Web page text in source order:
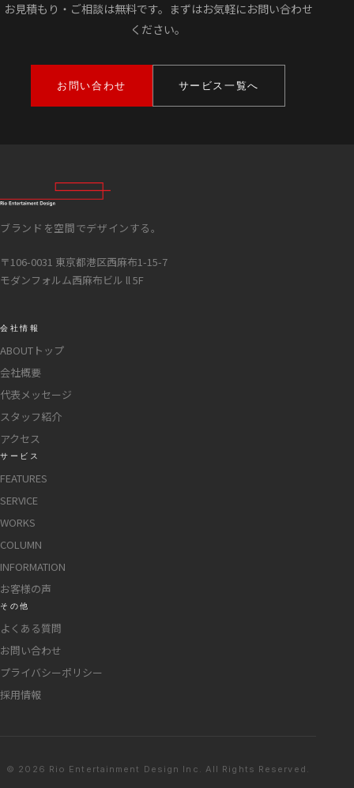
お見積もり・ご相談は無料です。まずはお気軽にお問い合わせ
ください。
お問い合わせ サービス一覧へ
ブランドを空間でデザインする。
〒106-0031 東京都港区西麻布1-15-7
モダンフォルム西麻布ビル ll 5F
会社情報
ABOUTトップ
会社概要
代表メッセージ
スタッフ紹介
アクセス
サービス
FEATURES
SERVICE
WORKS
COLUMN
INFORMATION
お客様の声
その他
よくある質問
お問い合わせ
プライバシーポリシー
採用情報
© 2026 Rio Entertainment Design Inc. All Rights Reserved.